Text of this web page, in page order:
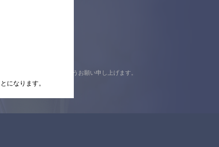
の上ご来店くださいますようお願い申し上げます。
になります。